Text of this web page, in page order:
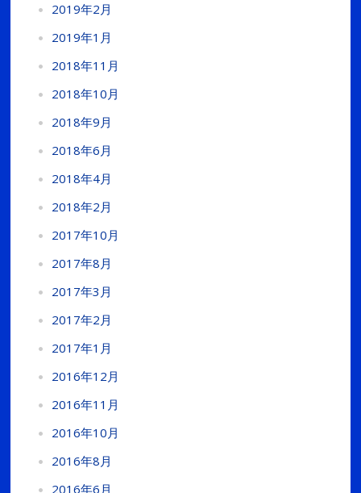
2019年2月
2019年1月
2018年11月
2018年10月
2018年9月
2018年6月
2018年4月
2018年2月
2017年10月
2017年8月
2017年3月
2017年2月
2017年1月
2016年12月
2016年11月
2016年10月
2016年8月
2016年6月